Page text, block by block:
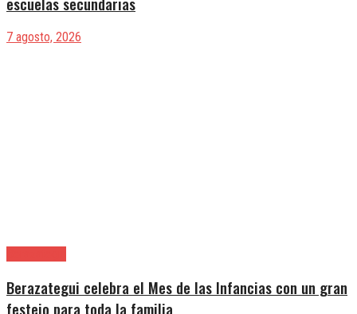
7 agosto, 2026
Berazategui celebra el Mes de las Infancias con un gran
festejo para toda la familia